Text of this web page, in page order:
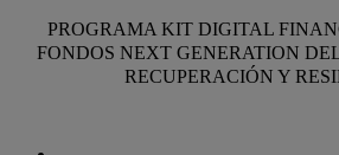
PROGRAMA KIT DIGITAL
FONDOS NEXT GENERATION
RECUPERACIÓN Y